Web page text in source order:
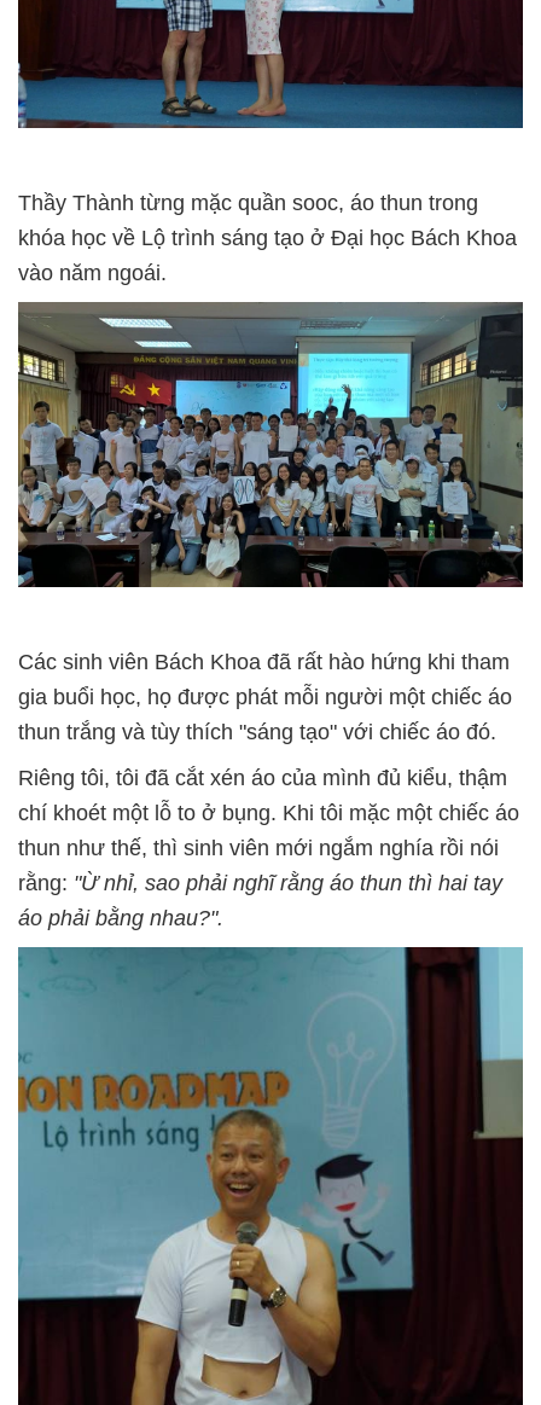
Thầy Thành từng mặc quần sooc, áo thun trong
khóa học về Lộ trình sáng tạo ở Đại học Bách Khoa
vào năm ngoái.
Các sinh viên Bách Khoa đã rất hào hứng khi tham
gia buổi học, họ được phát mỗi người một chiếc áo
thun trắng và tùy thích "sáng tạo" với chiếc áo đó.
Riêng tôi, tôi đã cắt xén áo của mình đủ kiểu, thậm
chí khoét một lỗ to ở bụng. Khi tôi mặc một chiếc áo
thun như thế, thì sinh viên mới ngắm nghía rồi nói
rằng: "Ừ nhỉ, sao phải nghĩ rằng áo thun thì hai tay
áo phải bằng nhau?".